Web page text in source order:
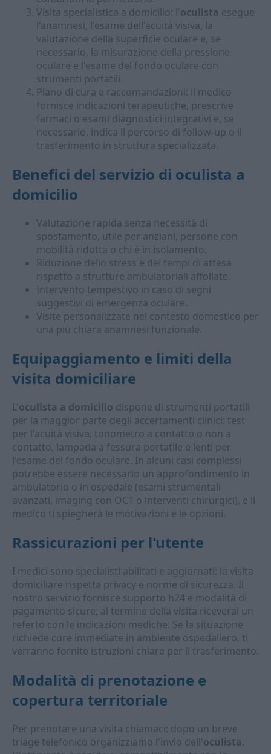
Visita specialistica a domicilio: l'oculista esegue
l'anamnesi, l'esame dell'acuità visiva, la
valutazione della superficie oculare e, se
necessario, la misurazione della pressione
oculare e l'esame del fondo oculare con
strumenti portatili.
Piano di cura e raccomandazioni: il medico
fornisce indicazioni terapeutiche, prescrive
farmaci o esami diagnostici integrativi e, se
necessario, indica il percorso di follow-up o il
trasferimento in struttura specializzata.
Benefici del servizio di oculista a
domicilio
Valutazione rapida senza necessità di
spostamento, utile per anziani, persone con
mobilità ridotta o chi è in isolamento.
Riduzione dello stress e dei tempi di attesa
rispetto a strutture ambulatoriali affollate.
Intervento tempestivo in caso di segni
suggestivi di emergenza oculare.
Visite personalizzate nel contesto domestico per
una più chiara anamnesi funzionale.
Equipaggiamento e limiti della
visita domiciliare
L'oculista a domicilio dispone di strumenti portatili
per la maggior parte degli accertamenti clinici: test
per l'acuità visiva, tonometro a contatto o non a
contatto, lampada a fessura portatile e lenti per
l'esame del fondo oculare. In alcuni casi complessi
potrebbe essere necessario un approfondimento in
ambulatorio o in ospedale (esami strumentali
avanzati, imaging con OCT o interventi chirurgici), e il
medico ti spiegherà le motivazioni e le opzioni.
Rassicurazioni per l'utente
I medici sono specialisti abilitati e aggiornati: la visita
domiciliare rispetta privacy e norme di sicurezza. Il
nostro servizio fornisce supporto h24 e modalità di
pagamento sicure; al termine della visita riceverai un
referto con le indicazioni mediche. Se la situazione
richiede cure immediate in ambiente ospedaliero, ti
verranno fornite istruzioni chiare per il trasferimento.
Modalità di prenotazione e
copertura territoriale
Per prenotare una visita chiamaci: dopo un breve
triage telefonico organizziamo l'invio dell'oculista.